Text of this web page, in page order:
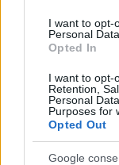
I want to opt-
Personal
Opted In
I want to opt-
Retention,
Personal
Purposes for
Opted Out
Google
radica en el
como en la
circunstancias
tenido que